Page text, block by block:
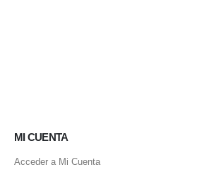
MI CUENTA
Acceder a Mi Cuenta